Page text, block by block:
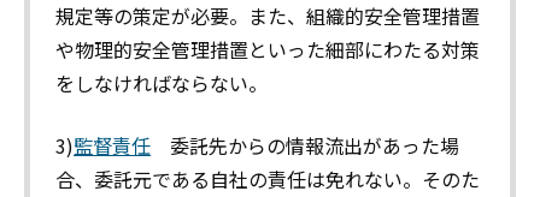
規定等の策定が必要。また、組織的安全管理措置
や物理的安全管理措置といった細部にわたる対策
をしなければならない。
3)監督責任 委託先からの情報流出があった場
合、委託元である自社の責任は免れない。そのた